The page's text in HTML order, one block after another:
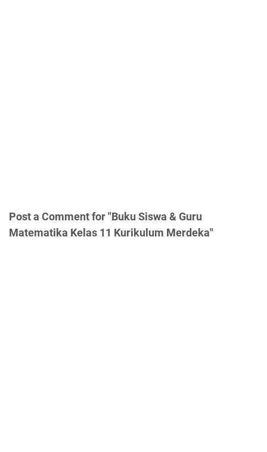
Post a Comment for "Buku Siswa & Guru
Matematika Kelas 11 Kurikulum Merdeka"